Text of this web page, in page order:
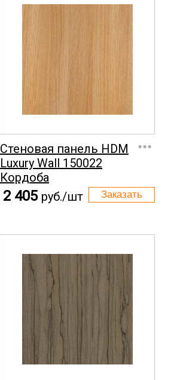
Стеновая панель HDM
Luxury Wall 150022
Кордоба
...
2 405 руб./шт